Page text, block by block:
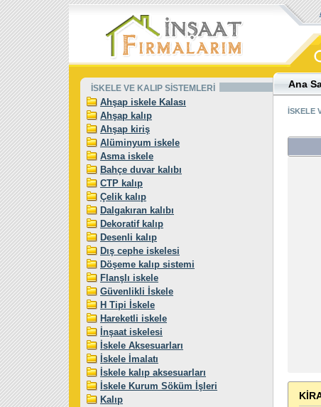
Ana
İSKELE
İSKELE VE KALIP SİSTEMLERİ
Ahşap iskele Kalası
Ahşap kalıp
Ahşap kiriş
Alüminyum iskele
Asma iskele
Bahçe duvar kalıbı
CTP kalıp
Çelik kalıp
Dalgakıran kalıbı
Dekoratif kalıp
Desenli kalıp
Dış cephe iskelesi
Döşeme kalıp sistemi
Flanşlı iskele
Güvenlikli İskele
H Tipi İskele
Hareketli iskele
İnşaat iskelesi
İskele Aksesuarları
İskele İmalatı
İskele kalıp aksesuarları
İskele Kurum Söküm İşleri
Kalıp